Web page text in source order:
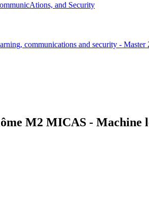
and Security
communications and security - Master
M2 MICAS - Machine